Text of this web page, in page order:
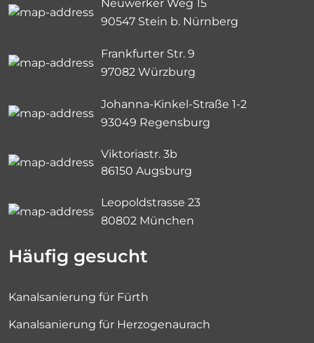
Neuwerker Weg 15
90547 Stein b. Nürnberg
Frankfurter Str. 9
97082 Würzburg
Johanna-Kinkel-Straße 1-2
93049 Regensburg
Viktoriastr. 3b
86150 Augsburg
Leopoldstrasse 23
80802 München
Häufig gesucht
Kanalsanierung für Fürth
Kanalsanierung für Herzogenaurach